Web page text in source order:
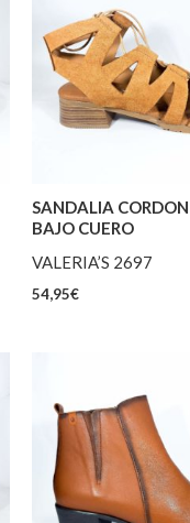
SANDALIA
BAJO CUERO
VALERIA’S 2697
54,95€